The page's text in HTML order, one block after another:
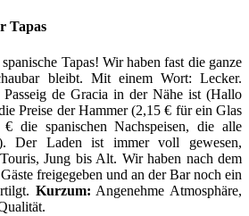
Tapas
Tapas! Wir haben fast die ganze
bleibt. Mit einem Wort: Lecker.
de Gracia in der Nähe ist (Hallo
Preise der Hammer (2,15 € für ein Glas
die spanischen Nachspeisen, die alle
Der Laden ist immer voll gewesen,
Jung bis Alt. Wir haben nach dem
freigegeben und an der Bar noch ein
Kurzum: Angenehme Atmosphäre,